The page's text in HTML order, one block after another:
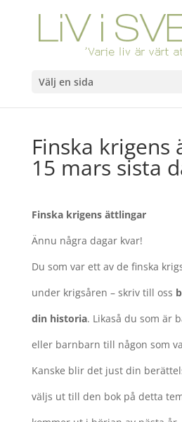
Välj en sida
Finska krigens
15 mars sista
Finska krigens ättlingar
Ännu några dagar kvar!
Du som var ett av de finska
under krigsåren – skriv till oss
din historia. Likaså du som är
eller barnbarn till någon som
Kanske blir det just din
väljs ut till den bok på detta